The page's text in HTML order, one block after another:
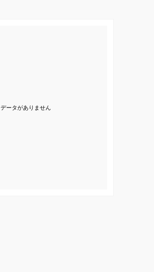
データがありません